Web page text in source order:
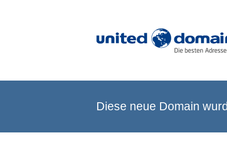
Diese neue Domain